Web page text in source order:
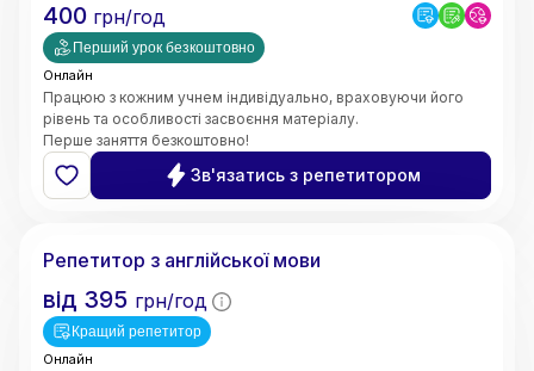
400 грн/год
Перший урок безкоштовно
Онлайн
Працюю з кожним учнем індивідуально, враховуючи його
рівень та особливості засвоєння матеріалу.
Перше заняття безкоштовно!
Зв'язатись з репетитором
Репетитор з англійської мови
від 395 грн/год
Кращий репетитор
Онлайн